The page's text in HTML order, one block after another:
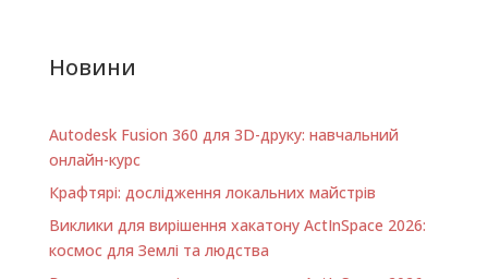
Новини
Autodesk Fusion 360 для 3D-друку: навчальний
онлайн-курс
Крафтярі: дослідження локальних майстрів
Виклики для вирішення хакатону ActInSpace 2026:
космос для Землі та людства